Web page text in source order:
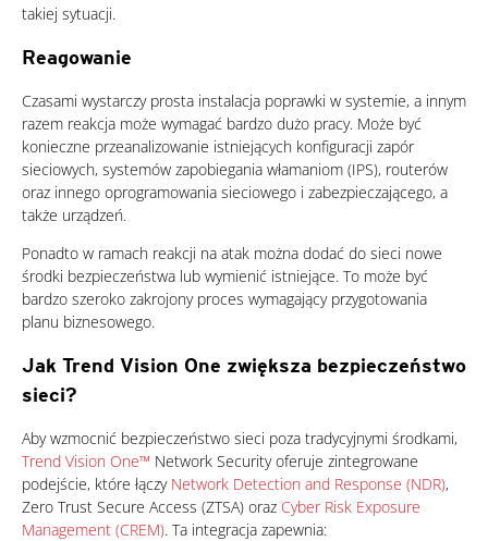
takiej sytuacji.
Reagowanie
Czasami wystarczy prosta instalacja poprawki w systemie, a innym
razem reakcja może wymagać bardzo dużo pracy. Może być
konieczne przeanalizowanie istniejących konfiguracji zapór
sieciowych, systemów zapobiegania włamaniom (IPS), routerów
oraz innego oprogramowania sieciowego i zabezpieczającego, a
także urządzeń.
Ponadto w ramach reakcji na atak można dodać do sieci nowe
środki bezpieczeństwa lub wymienić istniejące. To może być
bardzo szeroko zakrojony proces wymagający przygotowania
planu biznesowego.
Jak Trend Vision One zwiększa bezpieczeństwo
sieci?
Aby wzmocnić bezpieczeństwo sieci poza tradycyjnymi środkami,
Trend Vision One™
One-Platform
Network Security oferuje zintegrowane
podejście, które łączy Network Detection and Response (NDR),
Zero Trust Secure Access (ZTSA) oraz Cyber Risk Exposure
Management (CREM)
Products
. Ta integracja zapewnia: